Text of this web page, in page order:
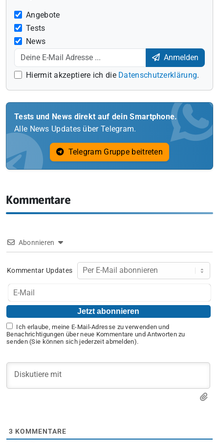
Angebote
Tests
News
Anmelden
Hiermit akzeptiere ich die Datenschutzerklärung.
Tests und News direkt auf dein Smartphone.
Alle News Updates über Telegram.
Telegram Gruppe beitreten
Kommentare
Abonnieren
Kommentar Updates
Ich erlaube, meine E-Mail-Adresse zu verwenden und
Benachrichtigungen über neue Kommentare und Antworten zu
senden (Sie können sich jederzeit abmelden).
3 KOMMENTARE